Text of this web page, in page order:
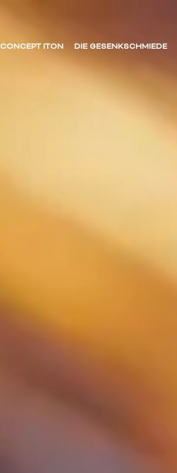
CONCEPT ITON DIE GESENKSCHMIEDE